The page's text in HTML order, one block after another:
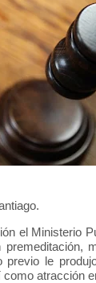
el Ministerio
premeditación,
previo le
atracción